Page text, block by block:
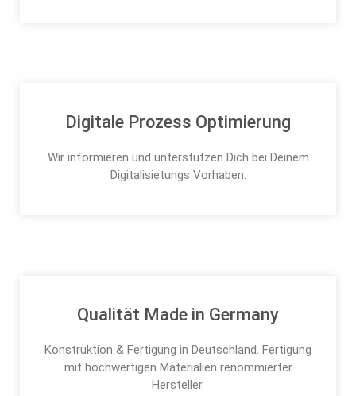
Digitale Prozess Optimierung
Wir informieren und unterstützen Dich bei Deinem
Digitalisietungs Vorhaben.
Qualität Made in Germany
Konstruktion & Fertigung in Deutschland. Fertigung
mit hochwertigen Materialien renommierter
Hersteller.